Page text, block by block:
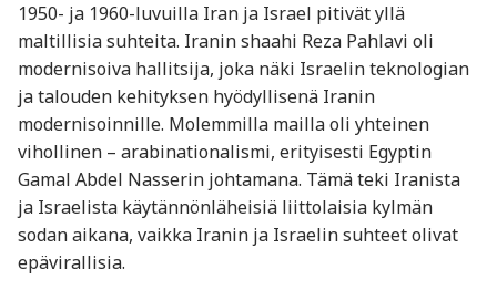
1950- ja 1960-luvuilla Iran ja Israel pitivät yllä
maltillisia suhteita. Iranin shaahi Reza Pahlavi oli
modernisoiva hallitsija, joka näki Israelin teknologian
ja talouden kehityksen hyödyllisenä Iranin
modernisoinnille. Molemmilla mailla oli yhteinen
vihollinen – arabinationalismi, erityisesti Egyptin
Gamal Abdel Nasserin johtamana. Tämä teki Iranista
ja Israelista käytännönläheisiä liittolaisia kylmän
sodan aikana, vaikka Iranin ja Israelin suhteet olivat
epävirallisia.